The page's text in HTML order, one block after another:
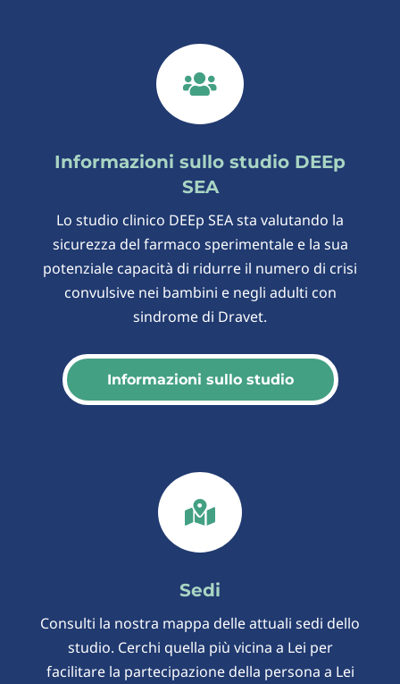

Informazioni sullo studio DEEp
SEA
Lo studio clinico DEEp SEA sta valutando la
sicurezza del farmaco sperimentale e la sua
potenziale capacità di ridurre il numero di crisi
convulsive nei bambini e negli adulti con
sindrome di Dravet.
Informazioni sullo studio

Sedi
Consulti la nostra mappa delle attuali sedi dello
studio. Cerchi quella più vicina a Lei per
facilitare la partecipazione della persona a Lei